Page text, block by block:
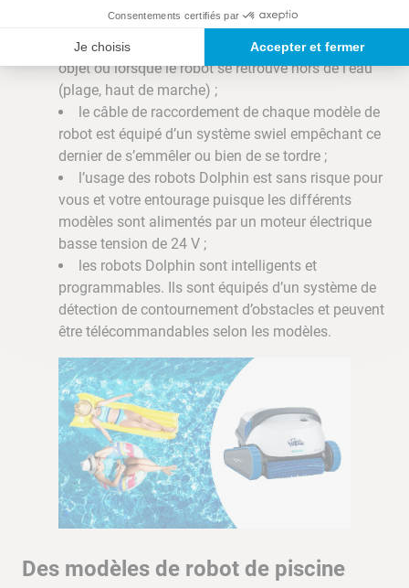
chaque robot Dolphin est pourvu d’un système
de protection moteur en cas de blocage par un
objet ou lorsque le robot se retrouve hors de l’eau
(plage, haut de marche) ;
le câble de raccordement de chaque modèle de
robot est équipé d’un système swiel empêchant ce
dernier de s’emmêler ou bien de se tordre ;
l’usage des robots Dolphin est sans risque pour
vous et votre entourage puisque les différents
modèles sont alimentés par un moteur électrique
basse tension de 24 V ;
les robots Dolphin sont intelligents et
programmables. Ils sont équipés d’un système de
détection de contournement d’obstacles et peuvent
être télécommandables selon les modèles.
Des modèles de robot de piscine
Consentements certifiés par
Je choisis Accepter et fermer